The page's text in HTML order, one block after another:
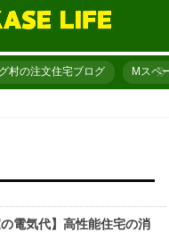
村の注文住宅ブログ Mスペ
の電気代】高性能住宅の消